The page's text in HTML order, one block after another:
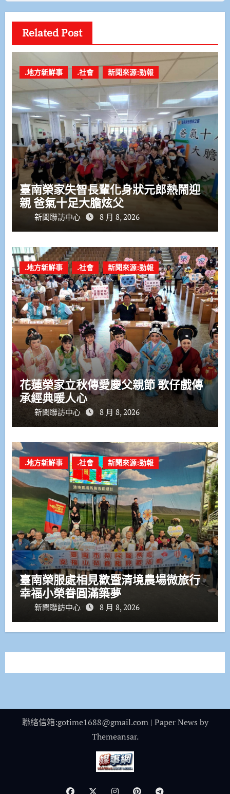
Related Post
.地方新鮮事 .社會 新聞來源:勁報
臺南榮家失智長輩化身狀元郎熱鬧迎
親 爸氣十足大膽炫父
新聞聯訪中心 8 月 8, 2026
.地方新鮮事 .社會 新聞來源:勁報
花蓮榮家立秋傳愛慶父親節 歌仔戲傳
承經典暖人心
新聞聯訪中心 8 月 8, 2026
.地方新鮮事 .社會 新聞來源:勁報
臺南榮服處相見歡暨清境農場微旅行
幸福小榮眷圓滿築夢
新聞聯訪中心 8 月 8, 2026
聯絡信箱:gotime1688@gmail.com | Paper News by
Themeansar.